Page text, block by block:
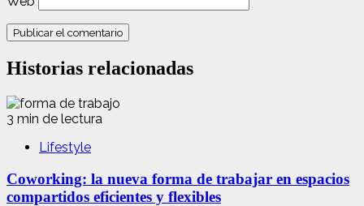
Historias relacionadas
3 min de lectura
Lifestyle
Coworking: la nueva forma de trabajar en espacios
compartidos eficientes y flexibles